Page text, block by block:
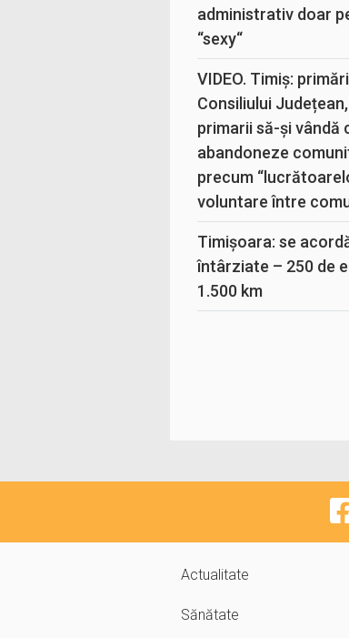
administrativ doar
“sexy“
VIDEO. Timiș:
Consiliului
primarii să-și vândă
abandoneze
precum
voluntare între
Timișoara: se
întârziate – 250 de
1.500 km
Actualitate
Sănătate